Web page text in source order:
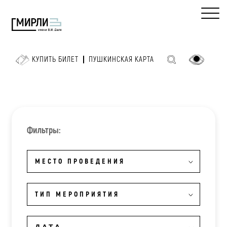
КУПИТЬ БИЛЕТ ПУШКИНСКАЯ КАРТА
Фильтры:
МЕСТО ПРОВЕДЕНИЯ
ТИП МЕРОПРИЯТИЯ